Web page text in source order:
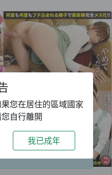
您在居住的區域國家
自行離開
我已成年
69折優惠，一年只要
個月～好康優惠等你
關閉